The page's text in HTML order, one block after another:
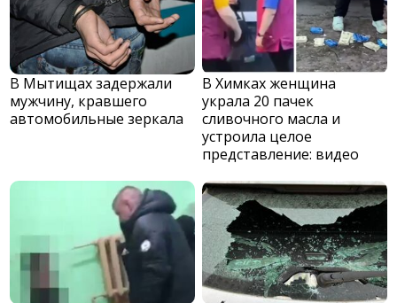
В Мытищах задержали
мужчину, кравшего
автомобильные зеркала
В Химках женщина
украла 20 пачек
сливочного масла и
устроила целое
представление: видео